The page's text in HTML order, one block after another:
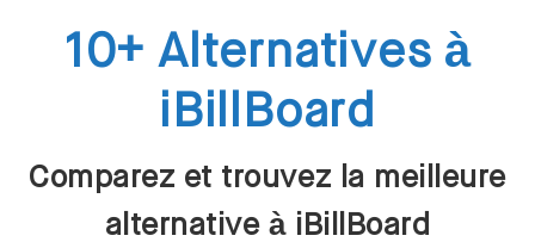
10+ Alternatives à
iBillBoard
Comparez et trouvez la meilleure
alternative à iBillBoard